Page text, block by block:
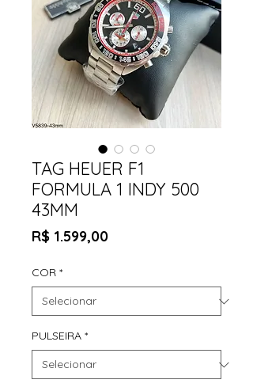
TAG HEUER F1
FORMULA 1 INDY 500
43MM
R$ 1.599,00Preço
COR *
PULSEIRA *